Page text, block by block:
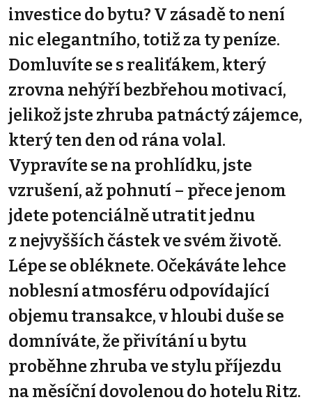
investice do bytu? V zásadě to není
nic elegantního, totiž za ty peníze.
Domluvíte se s realiťákem, který
zrovna nehýří bezbřehou motivací,
jelikož jste zhruba patnáctý zájemce,
který ten den od rána volal.
Vypravíte se na prohlídku, jste
vzrušení, až pohnutí – přece jenom
jdete potenciálně utratit jednu
z nejvyšších částek ve svém životě.
Lépe se obléknete. Očekáváte lehce
noblesní atmosféru odpovídající
objemu transakce, v hloubi duše se
domníváte, že přivítání u bytu
proběhne zhruba ve stylu příjezdu
na měsíční dovolenou do hotelu Ritz.